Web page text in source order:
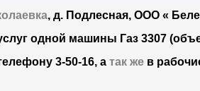
, д. Подлесная, ООО «
одной машины Газ 3307
3-50-16, атак же в